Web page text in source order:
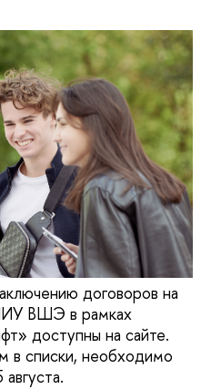
договоров на
ВШЭ в рамках
доступны на сайте.
в списки, необходимо